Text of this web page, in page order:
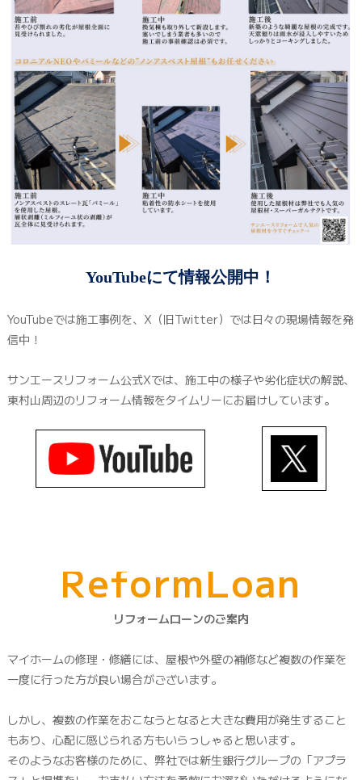
YouTubeにて情報公開中！
YouTubeでは施工事例を、X（旧Twitter）では日々の現場情報を発
信中！
サンエースリフォーム公式Xでは、施工中の様子や劣化症状の解説、
東村山周辺のリフォーム情報をタイムリーにお届けしています。
ReformLoan
リフォームローンのご案内
マイホームの修理・修繕には、屋根や外壁の補修など複数の作業を
一度に行った方が良い場合がございます。
しかし、複数の作業をおこなうとなると大きな費用が発生すること
もあり、心配に感じられる方もいらっしゃると思います。
そのようなお客様のために、弊社では新生銀行グループの「アプラ